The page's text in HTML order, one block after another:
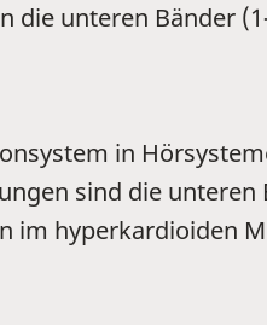
die unteren Bänder
in
sind die
im hyperkardioiden